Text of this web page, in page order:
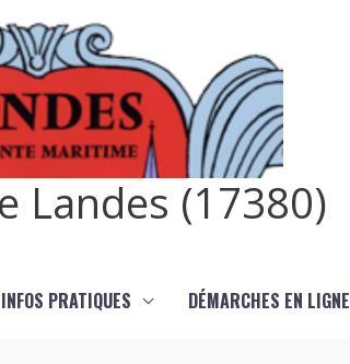
Landes (17380)
INFOS PRATIQUES DÉMARCHES EN LIGNE